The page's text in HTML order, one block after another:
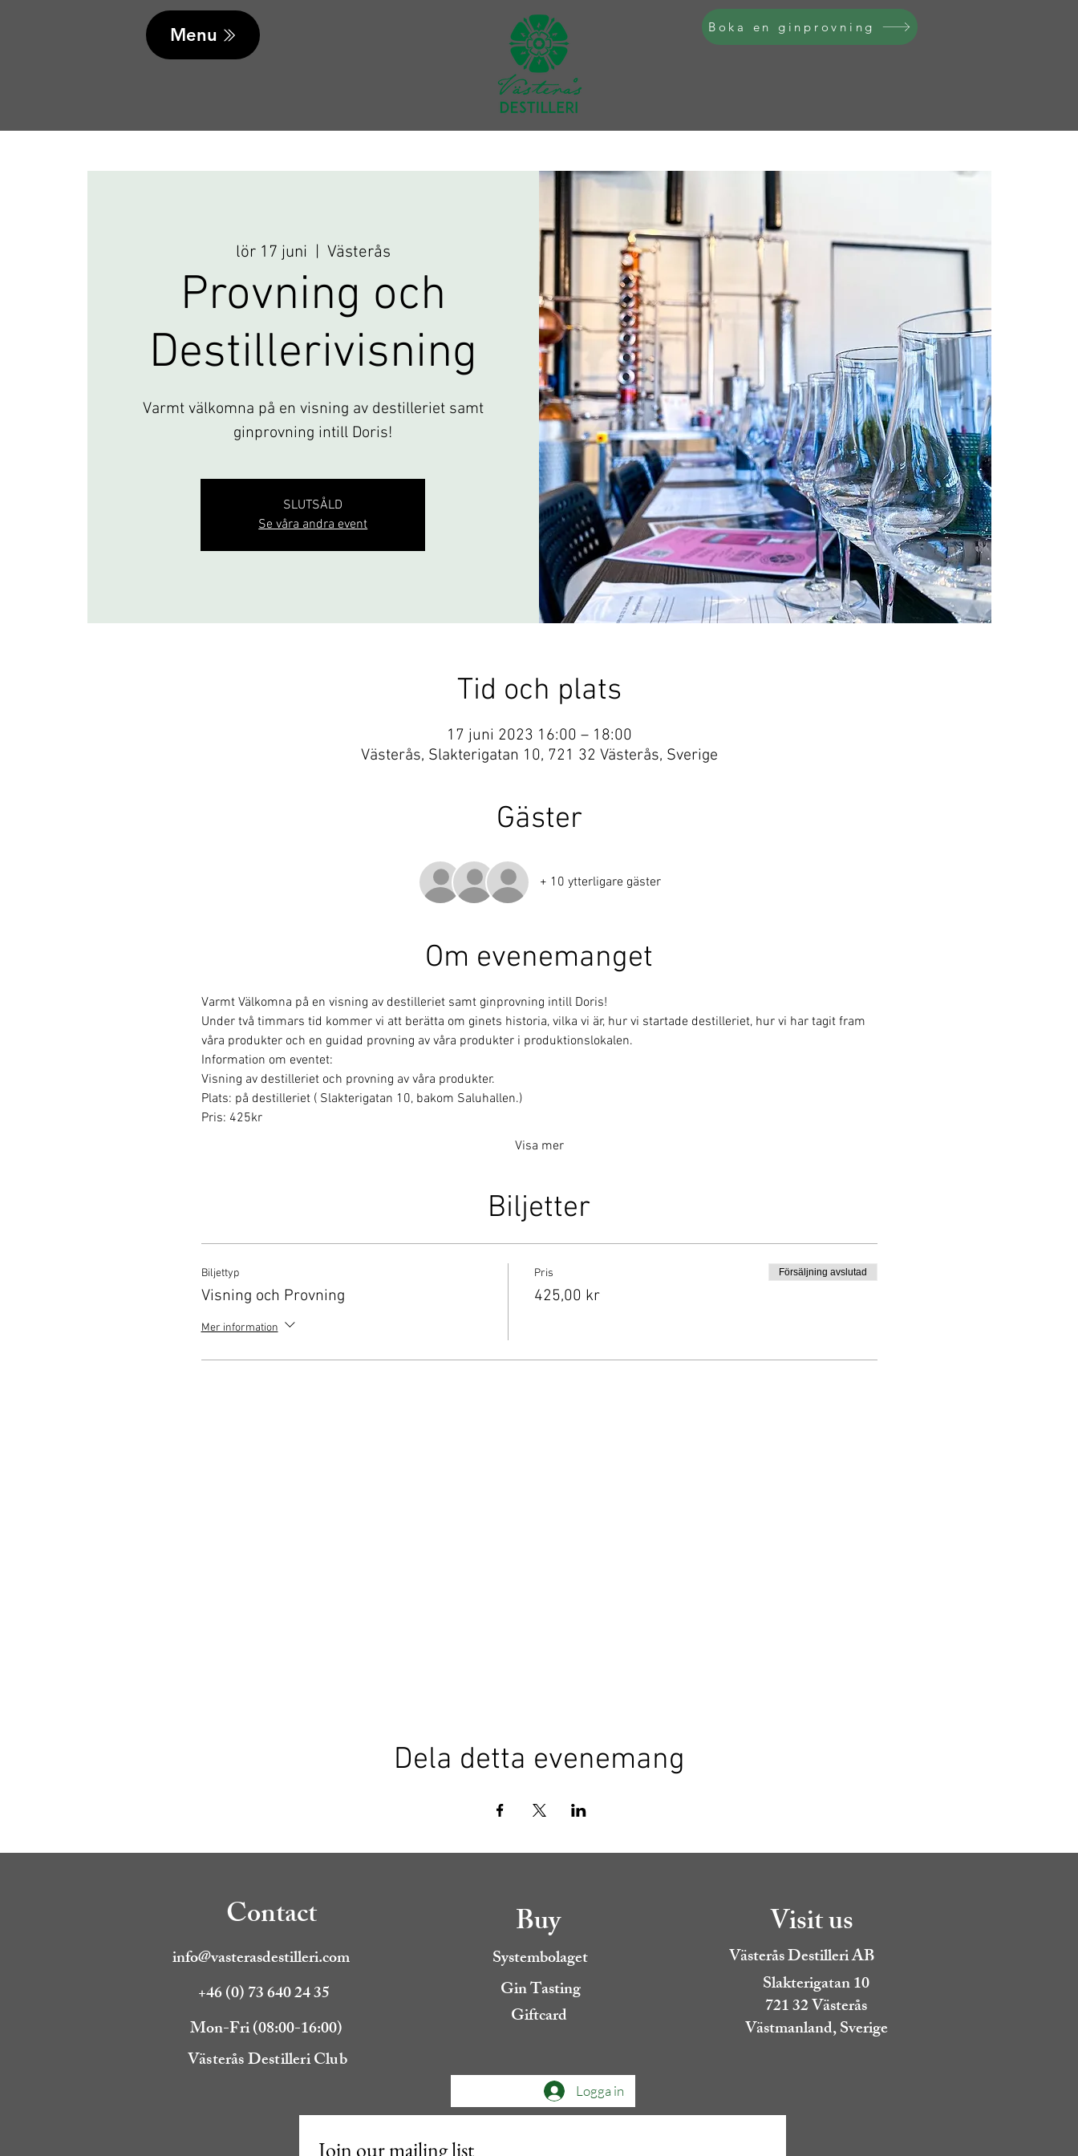
Menu Boka en ginprovning
lör 17 juni
  |
Västerås
Provning och
Destillerivisning
Varmt välkomna på en visning av destilleriet samt
ginprovning intill Doris!
SLUTSÅLD
Se våra andra event
Tid och plats
17 juni 2023 16:00 – 18:00
Västerås, Slakterigatan 10, 721 32 Västerås, Sverige
Gäster
+ 10 ytterligare gäster
Om evenemanget
Varmt Välkomna på en visning av destilleriet samt ginprovning intill Doris!
Under två timmars tid kommer vi att berätta om ginets historia, vilka vi är, hur vi startade destilleriet, hur vi har tagit fram
våra produkter och en guidad provning av våra produkter i produktionslokalen.
Information om eventet:
Visning av destilleriet och provning av våra produkter.
Plats: på destilleriet ( Slakterigatan 10, bakom Saluhallen.)
Pris: 425kr
Visa mer
Biljetter
Biljettyp
Visning och Provning
Mer information
Pris
425,00 kr
Försäljning avslutad
Dela detta evenemang
Contact
info@vasterasdestilleri.com
+46 (0) 73 640 24 35
Mon-Fri (08:00-16:00)
Buy
Systembolaget
Gin Tasting
Giftcard
Visit us
Västerås Destilleri AB
Slakterigatan 10
721 32 Västerås
Västmanland, Sverige
Västerås Destilleri Club
Logga in
Join our mailing list